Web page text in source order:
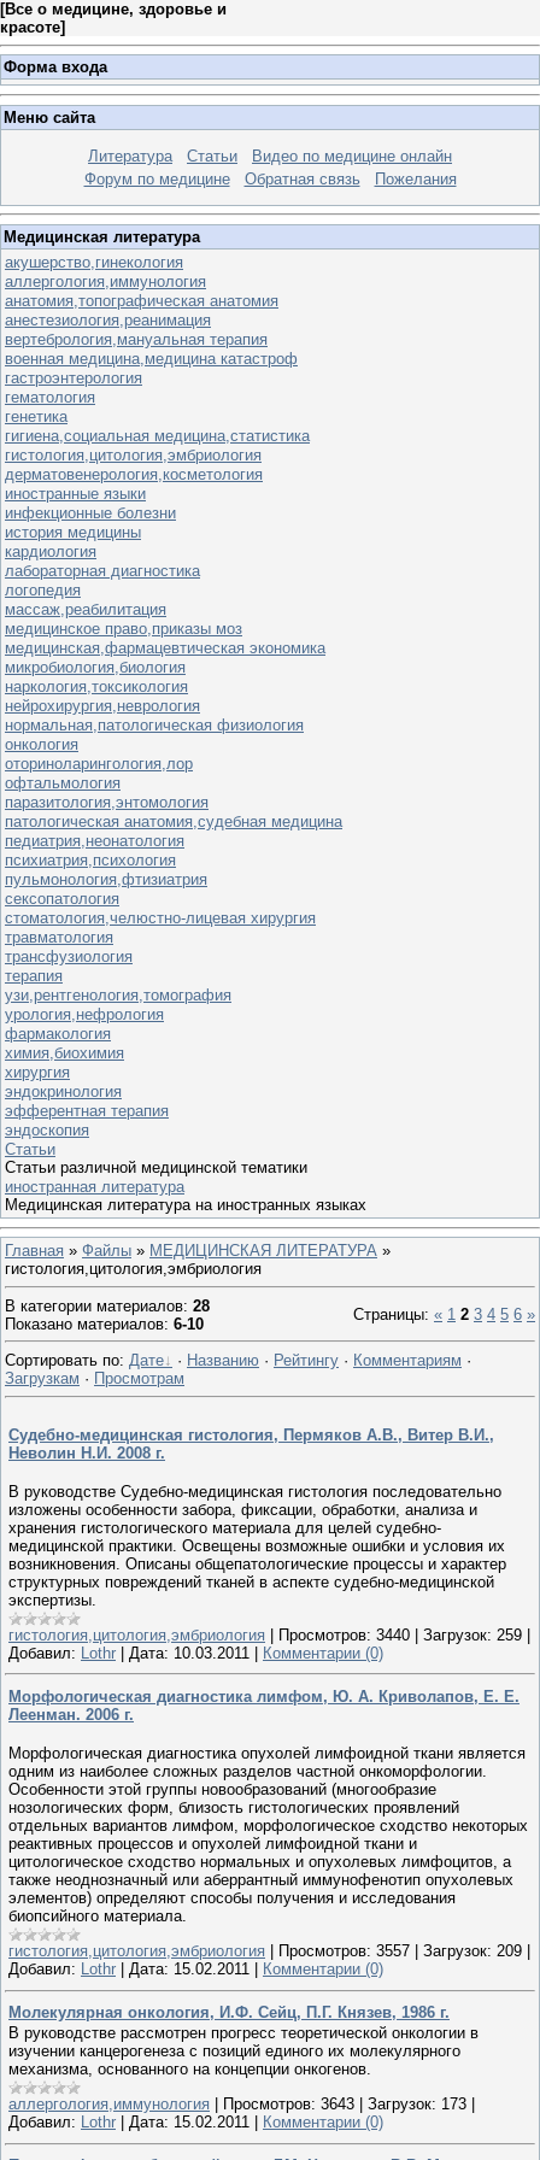
[Все о медицине, здоровье и
красоте]
Форма входа
Меню сайта
Литература Статьи
Видео по медицине онлайн
Форум по медицине
Обратная связь Пожелания
Медицинская литература
акушерство,гинекология
аллергология,иммунология
анатомия,топографическая анатомия
анестезиология,реанимация
вертебрология,мануальная терапия
военная медицина,медицина катастроф
гастроэнтерология
гематология
генетика
гигиена,социальная медицина,статистика
гистология,цитология,эмбриология
дерматовенерология,косметология
иностранные языки
инфекционные болезни
история медицины
кардиология
лабораторная диагностика
логопедия
массаж,реабилитация
медицинское право,приказы моз
медицинская,фармацевтическая экономика
микробиология,биология
наркология,токсикология
нейрохирургия,неврология
нормальная,патологическая физиология
онкология
оториноларингология,лор
офтальмология
паразитология,энтомология
патологическая анатомия,судебная медицина
педиатрия,неонатология
психиатрия,психология
пульмонология,фтизиатрия
сексопатология
стоматология,челюстно-лицевая хирургия
травматология
трансфузиология
терапия
узи,рентгенология,томография
урология,нефрология
фармакология
химия,биохимия
хирургия
эндокринология
эфферентная терапия
эндоскопия
Статьи
Статьи различной медицинской тематики
иностранная литература
Медицинская литература на иностранных языках
Главная » Файлы » МЕДИЦИНСКАЯ ЛИТЕРАТУРА »
гистология,цитология,эмбриология
В категории материалов: 28
Показано материалов: 6-10
Страницы: « 1 2 3 4 5 6 »
Сортировать по: Дате · Названию · Рейтингу · Комментариям ·
Загрузкам · Просмотрам
Судебно-медицинская гистология, Пермяков А.В., Витер В.И.,
Неволин Н.И. 2008 г.
В руководстве Судебно-медицинская гистология последовательно
изложены особенности забора, фиксации, обработки, анализа и
хранения гистологического материала для целей судебно-
медицинской практики. Освещены возможные ошибки и условия их
возникновения. Описаны общепатологические процессы и характер
структурных повреждений тканей в аспекте судебно-медицинской
экспертизы.
гистология,цитология,эмбриология | Просмотров: 3440 | Загрузок: 259 |
Добавил: Lothr | Дата: 10.03.2011 | Комментарии (0)
Морфологическая диагностика лимфом, Ю. А. Криволапов, Е. Е.
Леенман. 2006 г.
Морфологическая диагностика опухолей лимфоидной ткани является
одним из наиболее сложных разделов частной онкоморфологии.
Особенности этой группы новообразований (многообразие
нозологических форм, близость гистологических проявлений
отдельных вариантов лимфом, морфологическое сходство некоторых
реактивных процессов и опухолей лимфоидной ткани и
цитологическое сходство нормальных и опухолевых лимфоцитов, а
также неоднозначный или аберрантный иммунофенотип опухолевых
элементов) определяют способы получения и исследования
биопсийного материала.
гистология,цитология,эмбриология
Просмотров: 3557 Загрузок: 209
Добавил:
Lothr Дата: 15.02.2011 Комментарии (0)
Молекулярная онкология, И.Ф. Сейц, П.Г. Князев, 1986 г.
В руководстве рассмотрен прогресс теоретической онкологии в
изучении канцерогенеза с позиций единого их молекулярного
механизма, основанного на концепции онкогенов.
аллергология,иммунология
Просмотров: 3643 Загрузок: 173
Добавил: Lothr Дата: 15.02.2011 Комментарии (0)